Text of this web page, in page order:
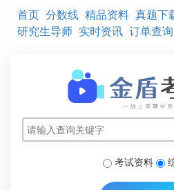
首页 分数线 精品资料 真题下
研究生导师 实时资讯 订单查询
考试资料